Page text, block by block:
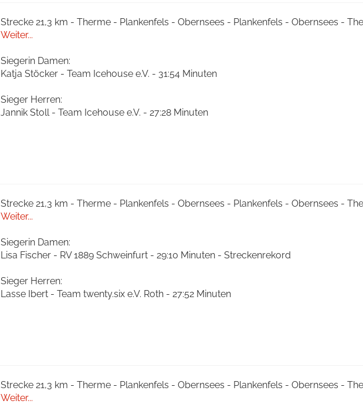
Strecke 21,3 km - Therme - Plankenfels - Obernsees - Plankenfels - Obernsees -
Weiter...
Siegerin Damen:
Katja Stöcker - Team Icehouse e.V. - 31:54 Minuten
Sieger Herren:
Jannik Stoll - Team Icehouse e.V. - 27:28 Minuten
Strecke 21,3 km - Therme - Plankenfels - Obernsees - Plankenfels - Obernsees -
Weiter...
Siegerin Damen:
Lisa Fischer - RV 1889 Schweinfurt - 29:10 Minuten - Streckenrekord
Sieger Herren:
Lasse Ibert - Team twenty.six e.V. Roth - 27:52 Minuten
Strecke 21,3 km - Therme - Plankenfels - Obernsees - Plankenfels - Obernsees -
Weiter...